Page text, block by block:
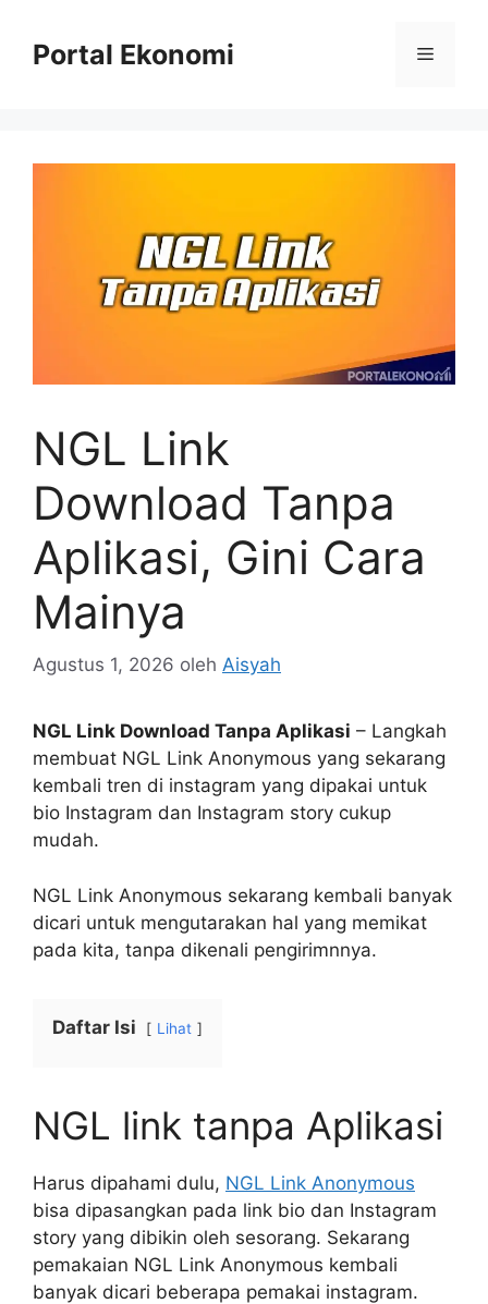
Portal Ekonomi Menu
NGL Link
Download Tanpa
Aplikasi, Gini Cara
Mainya
Agustus 1, 2026 oleh Aisyah
NGL Link Download Tanpa Aplikasi – Langkah
membuat NGL Link Anonymous yang sekarang
kembali tren di instagram yang dipakai untuk
bio Instagram dan Instagram story cukup
mudah.
NGL Link Anonymous sekarang kembali banyak
dicari untuk mengutarakan hal yang memikat
pada kita, tanpa dikenali pengirimnnya.
Daftar Isi Lihat
NGL link tanpa Aplikasi
Harus dipahami dulu, NGL Link Anonymous
bisa dipasangkan pada link bio dan Instagram
story yang dibikin oleh sesorang. Sekarang
pemakaian NGL Link Anonymous kembali
banyak dicari beberapa pemakai instagram.